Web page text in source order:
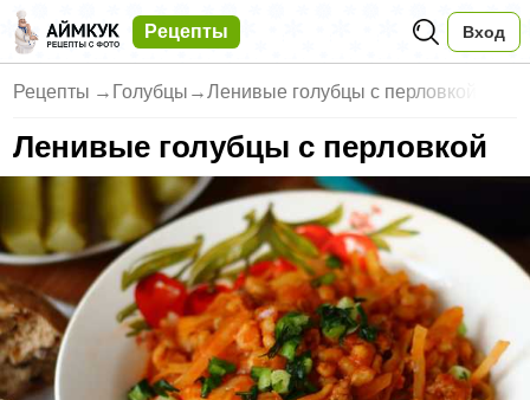
Рецепты Вход
Рецепты → Голубцы →Ленивые голубцы с перловкой
Ленивые голубцы с перловкой